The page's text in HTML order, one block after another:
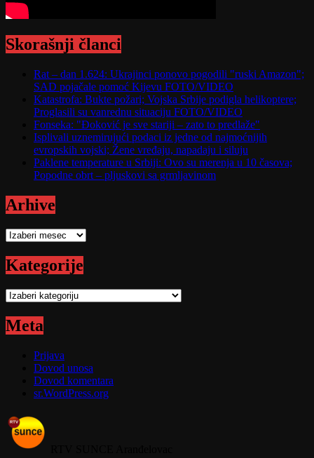
Skorašnji članci
Rat – dan 1.624: Ukrajinci ponovo pogodili "ruski Amazon";
SAD pojačale pomoć Kijevu FOTO/VIDEO
Katastrofa: Bukte požari; Vojska Srbije podigla helikoptere;
Proglasili su vanrednu situaciju FOTO/VIDEO
Fonseka: "Đoković je sve stariji – zato to predlaže"
Isplivali uznemirujući podaci iz jedne od najmoćnijih
evropskih vojski; Žene vređaju, napadaju i siluju
Paklene temperature u Srbiji: Ovo su merenja u 10 časova;
Popodne obrt – pljuskovi sa grmljavinom
Arhive
Arhive
Kategorije
Kategorije
Meta
Prijava
Dovod unosa
Dovod komentara
sr.WordPress.org